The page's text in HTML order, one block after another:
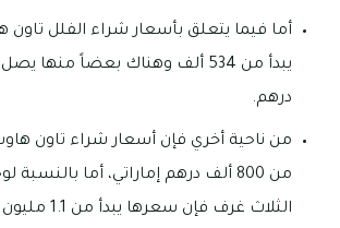
أما فيما يتعلق بأسعار شراء الفلل
درهم.
من ناحية أخري فإن أسعار شراء تاون
من 800 ألف درهم إماراتي، أما
الثلاث غرف